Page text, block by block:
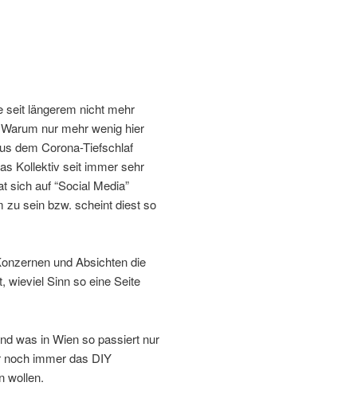
seit längerem nicht mehr
nur mehr wenig hier
dem Corona-Tiefschlaf
Kollektiv seit immer sehr
sich auf “Social Media”
zu sein bzw. scheint diest so
und Absichten die
wieviel Sinn so eine Seite
was in Wien so passiert nur
noch immer das DIY
wollen.